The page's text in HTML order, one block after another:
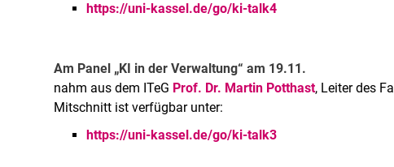
https://uni-kassel.de/go/ki-talk4
Am Panel „KI in der Verwaltung“ am 19.11.
nahm aus dem ITeG Prof. Dr. Martin Potthast, Leiter des
Mitschnitt ist verfügbar unter:
https://uni-kassel.de/go/ki-talk3